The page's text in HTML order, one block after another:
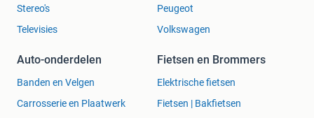
Stereo's
Televisies
Peugeot
Volkswagen
Auto-onderdelen
Banden en Velgen
Carrosserie en Plaatwerk
Fietsen en Brommers
Elektrische fietsen
Fietsen | Bakfietsen